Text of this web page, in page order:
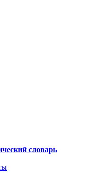
словарь